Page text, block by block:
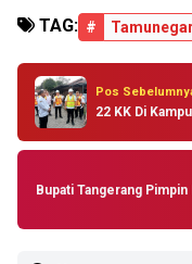
TAG: #
Pos
22 KK Di
Bupati Tangerang